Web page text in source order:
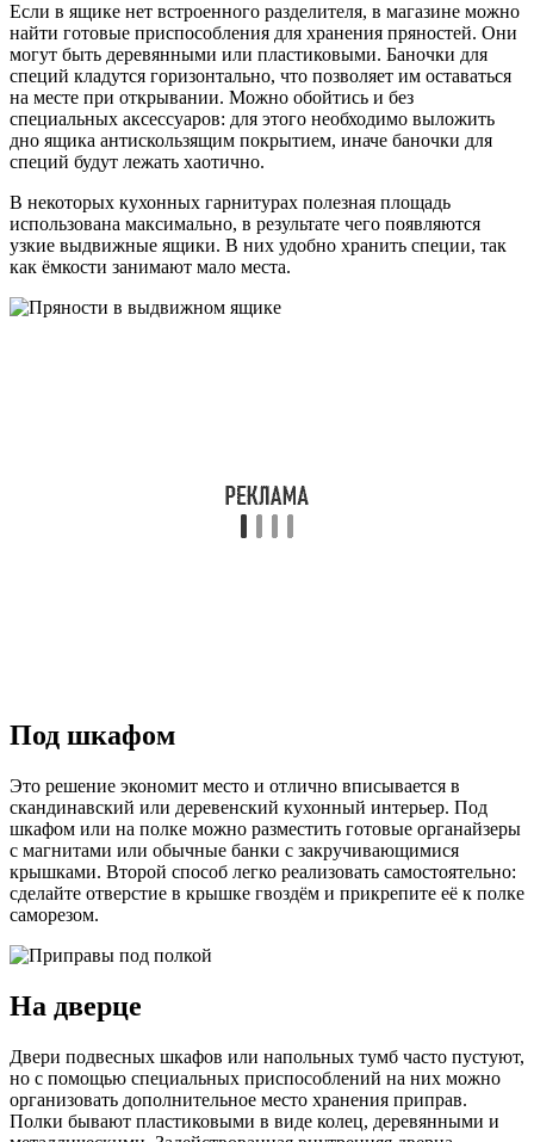
Если в ящике нет встроенного разделителя, в магазине можно
найти готовые приспособления для хранения пряностей. Они
могут быть деревянными или пластиковыми. Баночки для
специй кладутся горизонтально, что позволяет им оставаться
на месте при открывании. Можно обойтись и без
специальных аксессуаров: для этого необходимо выложить
дно ящика антискользящим покрытием, иначе баночки для
специй будут лежать хаотично.
В некоторых кухонных гарнитурах полезная площадь
использована максимально, в результате чего появляются
узкие выдвижные ящики. В них удобно хранить специи, так
как ёмкости занимают мало места.
Под шкафом
Это решение экономит место и отлично вписывается в
скандинавский или деревенский кухонный интерьер. Под
шкафом или на полке можно разместить готовые органайзеры
с магнитами или обычные банки с закручивающимися
крышками. Второй способ легко реализовать самостоятельно:
сделайте отверстие в крышке гвоздём и прикрепите её к полке
саморезом.
На дверце
Двери подвесных шкафов или напольных тумб часто пустуют,
но с помощью специальных приспособлений на них можно
организовать дополнительное место хранения приправ.
Полки бывают пластиковыми в виде колец, деревянными и